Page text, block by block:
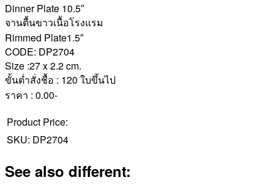
Dinner Plate 10.5″
จานตื้นขาวเนื้อโรงแรม
Rimmed Plate1.5″
CODE: DP2704
Size :27 x 2.2 cm.
ขั้นต่ำสั่งชื้อ : 120 ใบขึ้นไป
ราคา : 0.00-
Product Price:
SKU: DP2704
See also different: